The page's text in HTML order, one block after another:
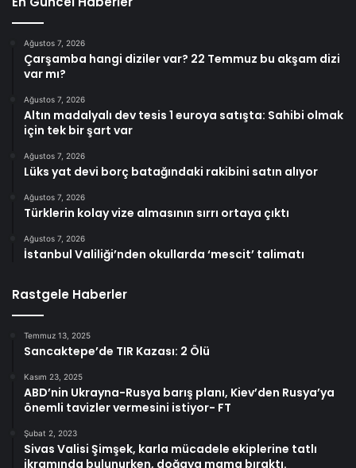
Ağustos 7, 2026
Çarşamba hangi diziler var? 22 Temmuz bu akşam dizi
var mı?
Ağustos 7, 2026
Altın madalyalı dev tesis 1 euroya satışta: Sahibi olmak
için tek bir şart var
Ağustos 7, 2026
Lüks yat devi borç batağındaki rakibini satın alıyor
Ağustos 7, 2026
Türklerin kolay vize almasının sırrı ortaya çıktı
Ağustos 7, 2026
İstanbul Valiliği’nden okullarda ‘mescit’ talimatı
Rastgele Haberler
Temmuz 13, 2025
Sancaktepe’de TIR Kazası: 2 Ölü
Kasım 23, 2025
ABD’nin Ukrayna-Rusya barış planı, Kiev’den Rusya’ya
önemli tavizler vermesini istiyor- FT
Şubat 2, 2023
Sivas Valisi Şimşek, karla mücadele ekiplerine tatlı
ikramında bulunurken, doğaya mama bıraktı.